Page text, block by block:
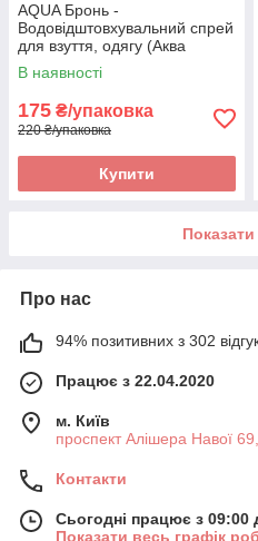
AQUA Бронь -
Водовідштовхувальний спрей
для взуття, одягу (Аква
Бронь), оригінал
В наявності
175 ₴/упаковка
220 ₴/упаковка
Купити
Про нас
94% позитивних з 302
Працює з 22.04.2020
м. Київ
проспект Алішера Навої
Контакти
Сьогодні працює з 09:00
Показати весь графік